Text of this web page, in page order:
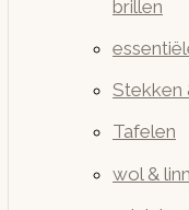
brillen
Stekken
Tafelen
wol &